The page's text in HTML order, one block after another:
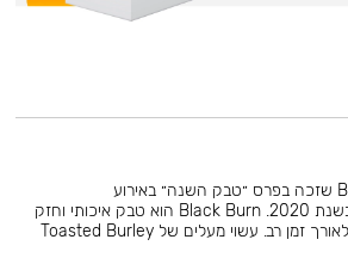
הליין החזק של חברת Burn שזכה בפרס ״טבק השנה״ באירוע
JohnCalliano Awards בשנת 2020. Black Burn הוא טבק איכותי וחזק
ששומר על הטעם והחוזק לאורך זמן רב. עשוי מעלים של Toasted Burley